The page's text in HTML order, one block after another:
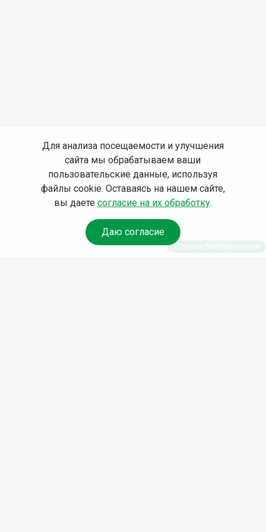
Для анализа посещаемости и улучшения
сайта мы обрабатываем ваши
пользовательские данные, используя
файлы cookie. Оставаясь на нашем сайте,
вы даете согласие на их обработку.
Даю согласие
Спроси библиотекаря